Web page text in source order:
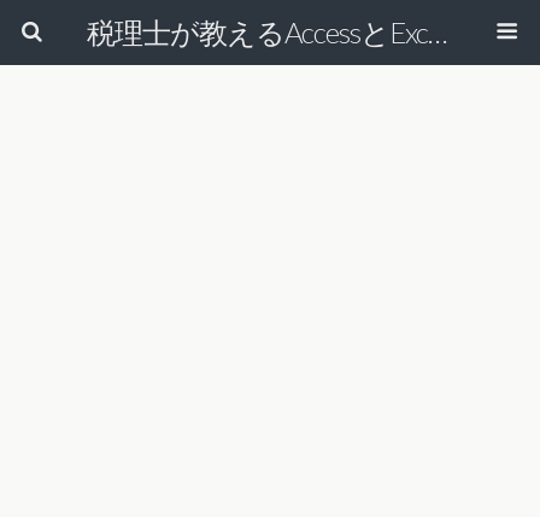
税理士が教えるAccessとExcelで経理の仕事を効率的にする方法